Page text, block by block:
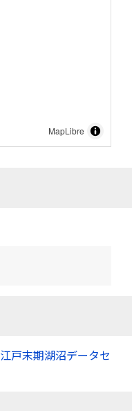
MapLibre
江戸末期湖沼データセ